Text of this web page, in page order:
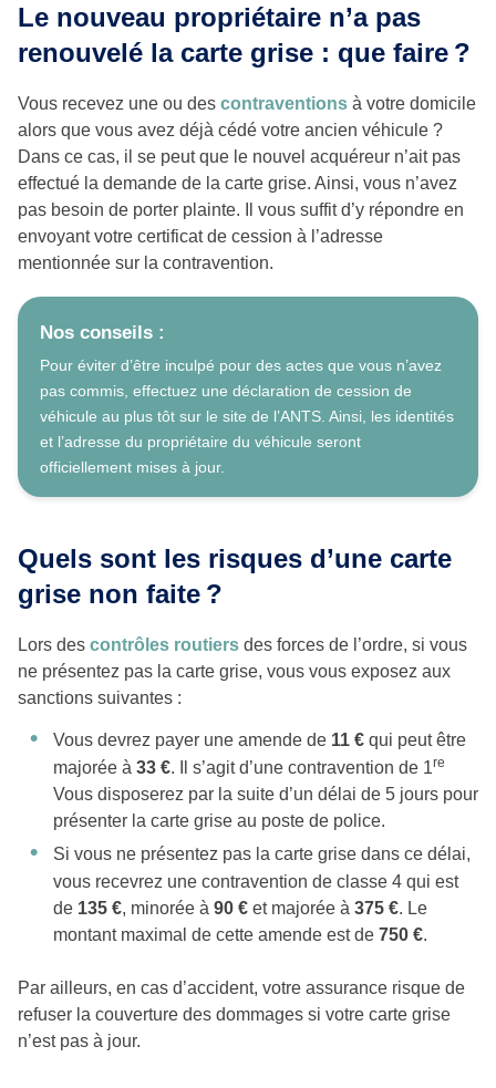
Le nouveau propriétaire n’a pas
renouvelé la carte grise : que faire ?
Vous recevez une ou des contraventions à votre domicile
alors que vous avez déjà cédé votre ancien véhicule ?
Dans ce cas, il se peut que le nouvel acquéreur n’ait pas
effectué la demande de la carte grise. Ainsi, vous n’avez
pas besoin de porter plainte. Il vous suffit d’y répondre en
envoyant votre certificat de cession à l’adresse
mentionnée sur la contravention.
Nos conseils :
Pour éviter d’être inculpé pour des actes que vous n’avez
pas commis, effectuez une déclaration de cession de
véhicule au plus tôt sur le site de l’ANTS. Ainsi, les identités
et l’adresse du propriétaire du véhicule seront
officiellement mises à jour.
Quels sont les risques d’une carte
grise non faite ?
Lors des contrôles routiers des forces de l’ordre, si vous
ne présentez pas la carte grise, vous vous exposez aux
sanctions suivantes :
Vous devrez payer une amende de 11 € qui peut être
majorée à 33 €. Il s’agit d’une contravention de 1re
Vous disposerez par la suite d’un délai de 5 jours pour
présenter la carte grise au poste de police.
Si vous ne présentez pas la carte grise dans ce délai,
vous recevrez une contravention de classe 4 qui est
de 135 €, minorée à 90 € et majorée à 375 €. Le
montant maximal de cette amende est de 750 €.
Par ailleurs, en cas d’accident, votre assurance risque de
refuser la couverture des dommages si votre carte grise
n’est pas à jour.